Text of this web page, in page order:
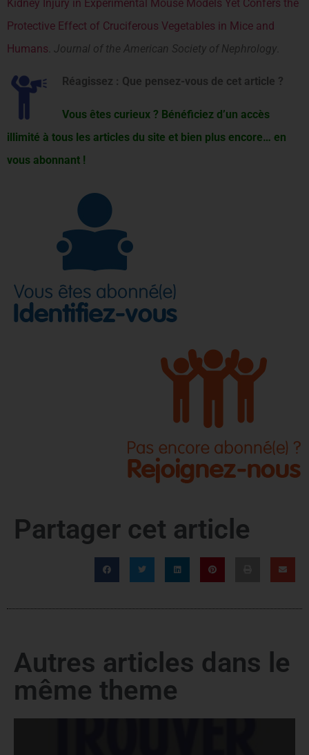
Kidney Injury in Experimental Mouse Models Yet Confers the
Protective Effect of Cruciferous Vegetables in Mice and
Humans Journal of the American Society of Nephrology
Réagissez : Que pensez-vous de cet article ?
Vous êtes curieux ? Bénéficiez d’un accès
illimité à tous les articles du site et bien plus encore… en
vous abonnant !
Partager cet article
Autres articles dans le
même theme